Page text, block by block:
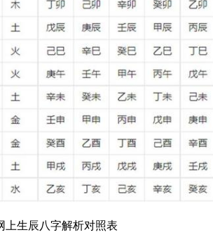
上生辰八字解析对照表